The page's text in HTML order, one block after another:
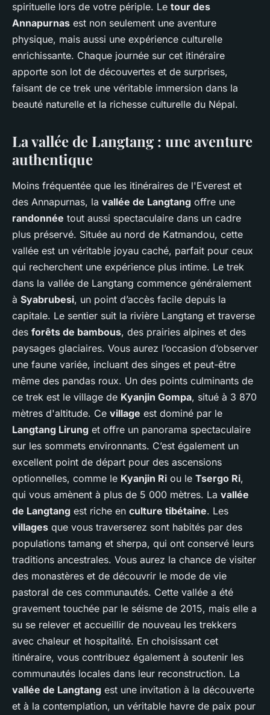
spirituelle lors de votre périple. Le tour des
Annapurnas est non seulement une aventure
physique, mais aussi une expérience culturelle
enrichissante. Chaque journée sur cet itinéraire
apporte son lot de découvertes et de surprises,
faisant de ce trek une véritable immersion dans la
beauté naturelle et la richesse culturelle du Népal.
La vallée de Langtang : une aventure
authentique
Moins fréquentée que les itinéraires de l'Everest et
des Annapurnas, la vallée de Langtang offre une
randonnée tout aussi spectaculaire dans un cadre
plus préservé. Située au nord de Katmandou, cette
vallée est un véritable joyau caché, parfait pour ceux
qui recherchent une expérience plus intime. Le trek
dans la vallée de Langtang commence généralement
à Syabrubesi, un point d’accès facile depuis la
capitale. Le sentier suit la rivière Langtang et traverse
des forêts de bambous, des prairies alpines et des
paysages glaciaires. Vous aurez l’occasion d’observer
une faune variée, incluant des singes et peut-être
même des pandas roux. Un des points culminants de
ce trek est le village de Kyanjin Gompa, situé à 3 870
mètres d'altitude. Ce village est dominé par le
Langtang Lirung et offre un panorama spectaculaire
sur les sommets environnants. C’est également un
excellent point de départ pour des ascensions
optionnelles, comme le Kyanjin Ri ou le Tsergo Ri,
qui vous amènent à plus de 5 000 mètres. La vallée
de Langtang est riche en culture tibétaine. Les
villages que vous traverserez sont habités par des
populations tamang et sherpa, qui ont conservé leurs
traditions ancestrales. Vous aurez la chance de visiter
des monastères et de découvrir le mode de vie
pastoral de ces communautés. Cette vallée a été
gravement touchée par le séisme de 2015, mais elle a
su se relever et accueillir de nouveau les trekkers
avec chaleur et hospitalité. En choisissant cet
itinéraire, vous contribuez également à soutenir les
communautés locales dans leur reconstruction. La
vallée de Langtang est une invitation à la découverte
et à la contemplation, un véritable havre de paix pour